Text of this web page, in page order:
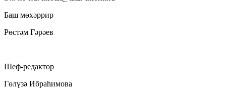
Баш мөхәррир
Рөстәм Гәрәев
Шеф-редактор
Гөлүзә Ибраһимова